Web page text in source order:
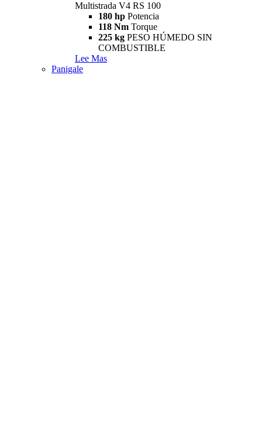
Multistrada V4 RS 100
180 hp Potencia
118 Nm Torque
225 kg PESO HÚMEDO SIN
COMBUSTIBLE
Lee Mas
Panigale